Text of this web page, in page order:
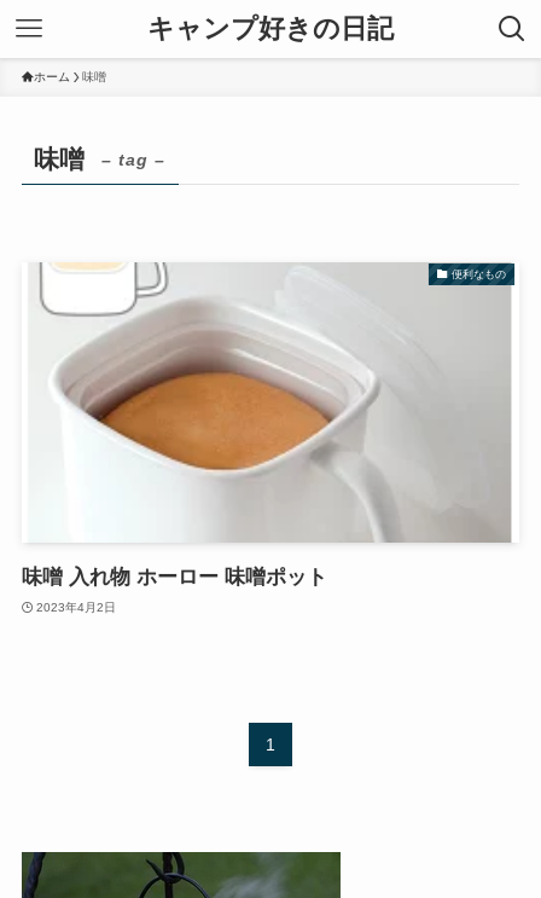
キャンプ好きの日記
ホーム 味噌
味噌 – tag –
便利なもの
味噌 入れ物 ホーロー 味噌ポット
2023年4月2日
1